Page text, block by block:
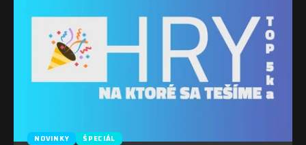
NOVINKY ŠPECIÁL